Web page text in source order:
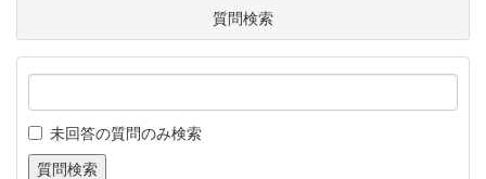
質問検索
未回答の質問のみ検索